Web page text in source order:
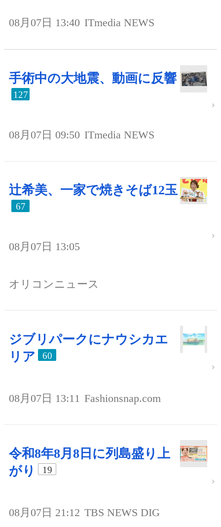
08月07日 13:40 ITmedia NEWS
手術中の大地震、動画に反響
127
08月07日 09:50 ITmedia NEWS
辻希美、一家で焼きそば12玉
67
08月07日 13:05
オリコンニュース
ジブリパークにナウシカエ
リア
60
08月07日 13:11 Fashionsnap.com
令和8年8月8日に列島盛り上
がり
19
08月07日 21:12 TBS NEWS DIG